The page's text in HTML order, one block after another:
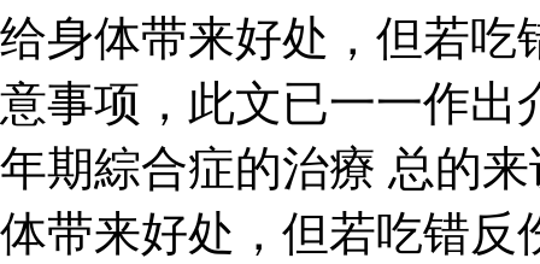
给身体带来好处，但若吃
意事项，此文已一一作出
年期綜合症的治療 总的
体带来好处，但若吃错反